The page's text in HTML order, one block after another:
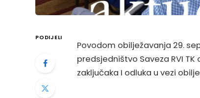
PODIJELI
Povodom obilježavanja 29.
predsjedništvo Saveza RVI
zaključaka I odluka u vezi